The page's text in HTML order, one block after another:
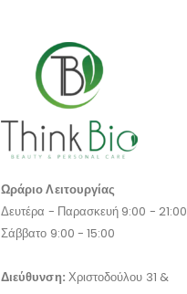
Ωράριο Λειτουργίας
Δευτέρα - Παρασκευή 9:00 - 21:00
Σάββατο 9:00 - 15:00
Διεύθυνση: Χριστοδούλου 31 &